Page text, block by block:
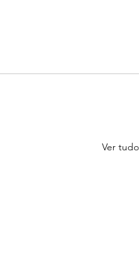
Ver tudo